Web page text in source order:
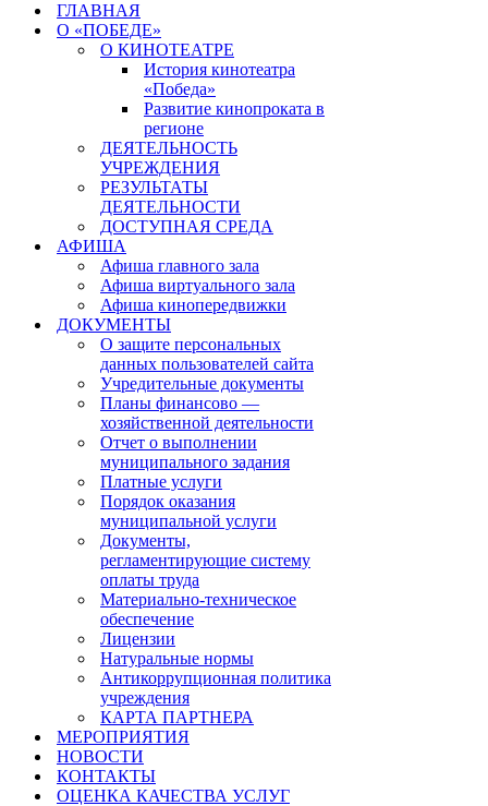
ГЛАВНАЯ
О «ПОБЕДЕ»
О КИНОТЕАТРЕ
История кинотеатра
«Победа»
Развитие кинопроката в
регионе
ДЕЯТЕЛЬНОСТЬ
УЧРЕЖДЕНИЯ
РЕЗУЛЬТАТЫ
ДЕЯТЕЛЬНОСТИ
ДОСТУПНАЯ СРЕДА
АФИША
Афиша главного зала
Афиша виртуального зала
Афиша кинопередвижки
ДОКУМЕНТЫ
О защите персональных
данных пользователей сайта
Учредительные документы
Планы финансово —
хозяйственной деятельности
Отчет о выполнении
муниципального задания
Платные услуги
Порядок оказания
муниципальной услуги
Документы,
регламентирующие систему
оплаты труда
Материально-техническое
обеспечение
Лицензии
Натуральные нормы
Антикоррупционная политика
учреждения
КАРТА ПАРТНЕРА
МЕРОПРИЯТИЯ
НОВОСТИ
КОНТАКТЫ
ОЦЕНКА КАЧЕСТВА УСЛУГ